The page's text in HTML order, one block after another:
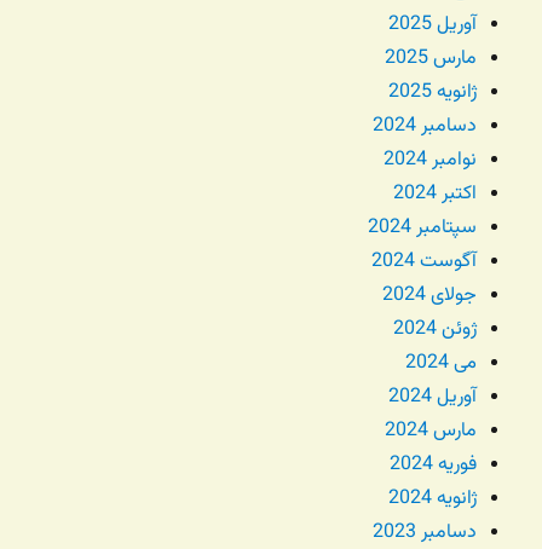
آوریل 2025
مارس 2025
ژانویه 2025
دسامبر 2024
نوامبر 2024
اکتبر 2024
سپتامبر 2024
آگوست 2024
جولای 2024
ژوئن 2024
می 2024
آوریل 2024
مارس 2024
فوریه 2024
ژانویه 2024
دسامبر 2023